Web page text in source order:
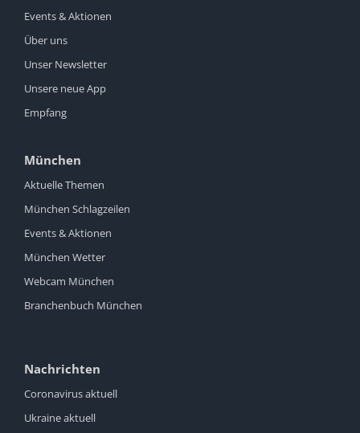
Events & Aktionen
Über uns
Unser Newsletter
Unsere neue App
Empfang
München
Aktuelle Themen
München Schlagzeilen
Events & Aktionen
München Wetter
Webcam München
Branchenbuch München
Nachrichten
Coronavirus aktuell
Ukraine aktuell